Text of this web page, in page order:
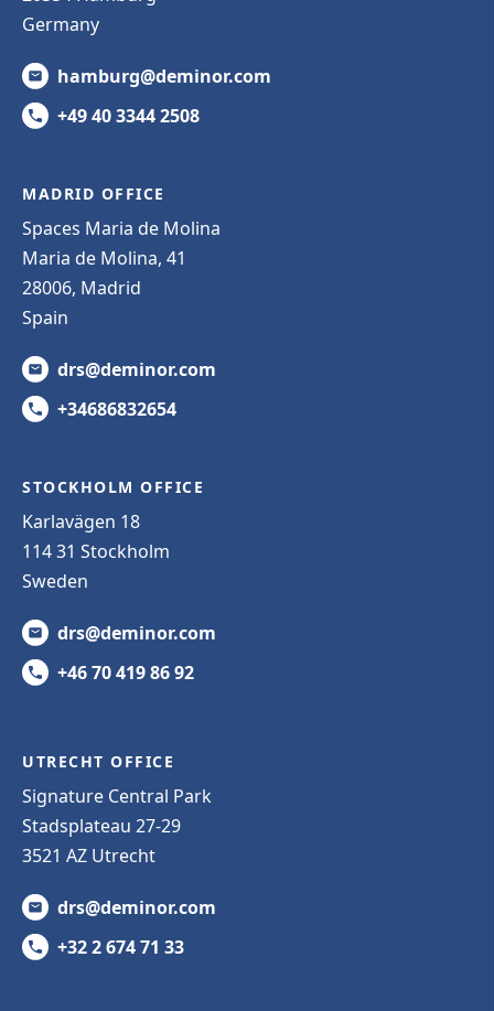
Germany
hamburg@deminor.com
+49 40 3344 2508
MADRID OFFICE
Spaces Maria de Molina
Maria de Molina, 41
28006, Madrid
Spain
drs@deminor.com
+34686832654
STOCKHOLM OFFICE
Karlavägen 18
114 31 Stockholm
Sweden
drs@deminor.com
+46 70 419 86 92
UTRECHT OFFICE
Signature Central Park
Stadsplateau 27-29
3521 AZ Utrecht
drs@deminor.com
+32 2 674 71 33